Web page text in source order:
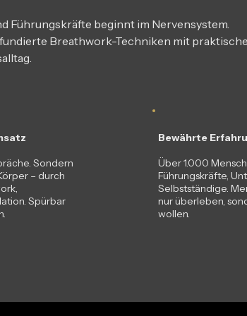
Führungskräfte beginnt im Nervensystem.
Breathwork-Techniken mit
Sondern
– durch
Spürbar
Bewährte
Über 1.000
Führungskräfte,
Selbstständige.
nur überleben,
wollen.